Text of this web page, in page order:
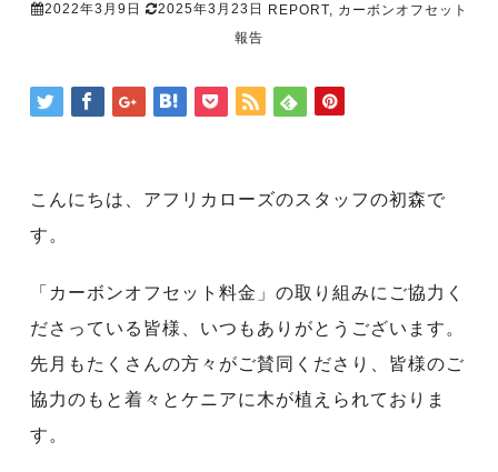
2022年3月9日 2025年3月23日 REPORT, カーボンオフセット
報告
こんにちは、アフリカローズのスタッフの初森で
す。
「カーボンオフセット料金」の取り組みにご協力く
ださっている皆様、いつもありがとうございます。
先月もたくさんの方々がご賛同くださり、皆様のご
協力のもと着々とケニアに木が植えられておりま
す。